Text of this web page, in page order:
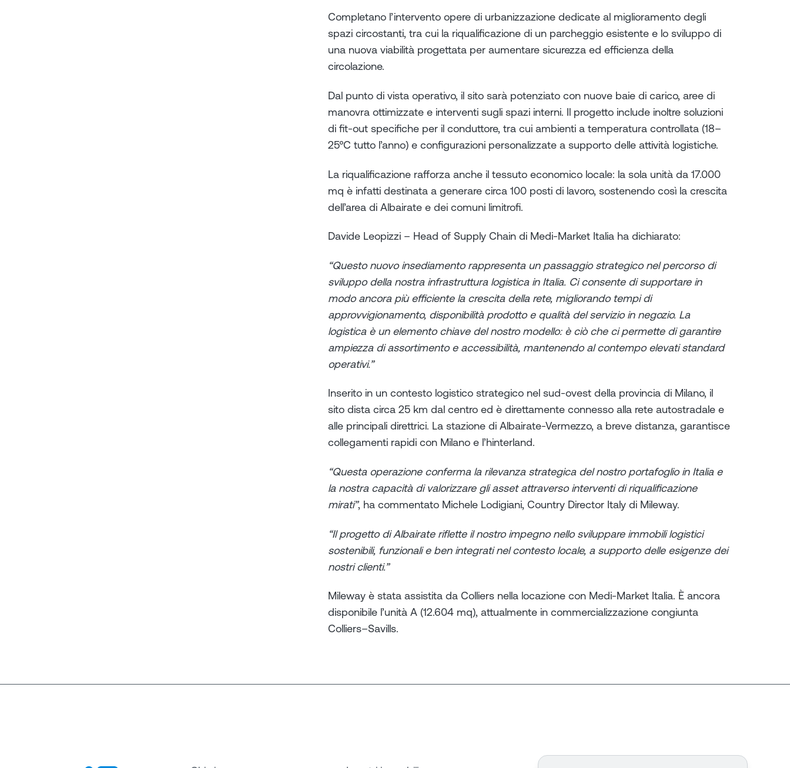
Completano l’intervento opere di urbanizzazione dedicate al miglioramento degli
spazi circostanti, tra cui la riqualificazione di un parcheggio esistente e lo sviluppo di
una nuova viabilità progettata per aumentare sicurezza ed efficienza della
circolazione.
Dal punto di vista operativo, il sito sarà potenziato con nuove baie di carico, aree di
manovra ottimizzate e interventi sugli spazi interni. Il progetto include inoltre soluzioni
di fit-out specifiche per il conduttore, tra cui ambienti a temperatura controllata (18–
25°C tutto l’anno) e configurazioni personalizzate a supporto delle attività logistiche.
La riqualificazione rafforza anche il tessuto economico locale: la sola unità da 17.000
mq è infatti destinata a generare circa 100 posti di lavoro, sostenendo così la crescita
dell’area di Albairate e dei comuni limitrofi.
Davide Leopizzi – Head of Supply Chain di Medi-Market Italia ha dichiarato:
“Questo nuovo insediamento rappresenta un passaggio strategico nel percorso di
sviluppo della nostra infrastruttura logistica in Italia. Ci consente di supportare in
modo ancora più efficiente la crescita della rete, migliorando tempi di
approvvigionamento, disponibilità prodotto e qualità del servizio in negozio. La
logistica è un elemento chiave del nostro modello: è ciò che ci permette di garantire
ampiezza di assortimento e accessibilità, mantenendo al contempo elevati standard
operativi.”
Inserito in un contesto logistico strategico nel sud-ovest della provincia di Milano, il
sito dista circa 25 km dal centro ed è direttamente connesso alla rete autostradale e
alle principali direttrici. La stazione di Albairate-Vermezzo, a breve distanza, garantisce
collegamenti rapidi con Milano e l’hinterland.
“Questa operazione conferma la rilevanza strategica del nostro portafoglio in Italia e
la nostra capacità di valorizzare gli asset attraverso interventi di riqualificazione
mirati”, ha commentato Michele Lodigiani, Country Director Italy di Mileway.
“Il progetto di Albairate riflette il nostro impegno nello sviluppare immobili logistici
sostenibili, funzionali e ben integrati nel contesto locale, a supporto delle esigenze dei
nostri clienti.”
Mileway è stata assistita da Colliers nella locazione con Medi-Market Italia. È ancora
disponibile l’unità A (12.604 mq), attualmente in commercializzazione congiunta
Colliers–Savills.